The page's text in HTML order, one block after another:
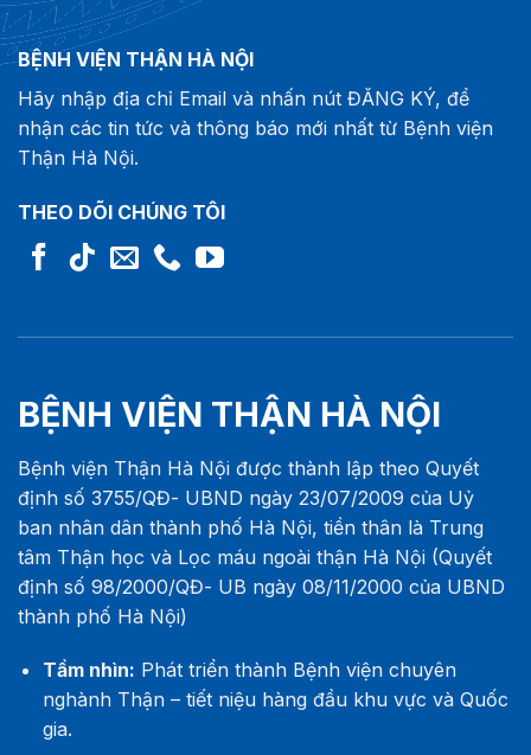
BỆNH VIỆN THẬN HÀ NỘI
Hãy nhập địa chỉ Email và nhấn nút ĐĂNG KÝ, để
nhận các tin tức và thông báo mới nhất từ Bệnh viện
Thận Hà Nội.
THEO DÕI CHÚNG TÔI
BỆNH VIỆN THẬN HÀ NỘI
Bệnh viện Thận Hà Nội được thành lập theo Quyết
định số 3755/QĐ- UBND ngày 23/07/2009 của Uỷ
ban nhân dân thành phố Hà Nội, tiền thân là Trung
tâm Thận học và Lọc máu ngoài thận Hà Nội (Quyết
định số 98/2000/QĐ- UB ngày 08/11/2000 của UBND
thành phố Hà Nội)
Tầm nhìn: Phát triển thành Bệnh viện chuyên
nghành Thận – tiết niệu hàng đầu khu vực và Quốc
gia.